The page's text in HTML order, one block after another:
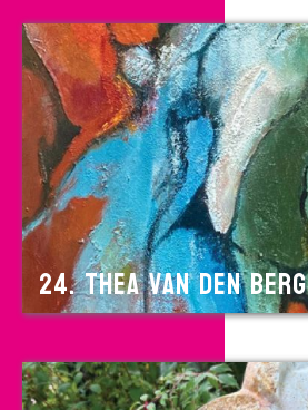
24. Thea van den Berg